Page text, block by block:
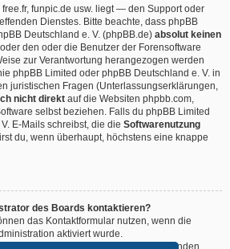
free.fr, funpic.de usw. liegt — den Support oder
Dienstes. Bitte beachte, dass phpBB
Deutschland e. V. (phpBB.de) absolut keinen
den oder die Benutzer der Forensoftware
zur Verantwortung herangezogen werden
phpBB Limited oder phpBB Deutschland e. V. in
juristischen Fragen (Unterlassungserklärungen,
nicht direkt auf die Websiten phpbb.com,
selbst beziehen. Falls du phpBB Limited
E-Mails schreibst, die die Softwarenutzung
du, wenn überhaupt, höchstens eine knappe
des Boards kontaktieren?
das Kontaktformular nutzen, wenn die
aktiviert wurde.
zusätzlich den Link „Das Team“ verwenden.